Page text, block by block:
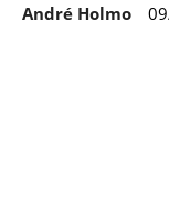
André Holmo